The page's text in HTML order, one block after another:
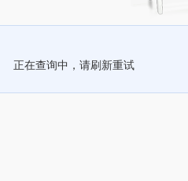
正在查询中，请刷新重试